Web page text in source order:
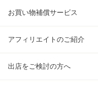
お買い物補償サービス
アフィリエイトのご紹介
出店をご検討の方へ